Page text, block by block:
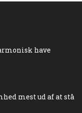
have
mest ud af at stå